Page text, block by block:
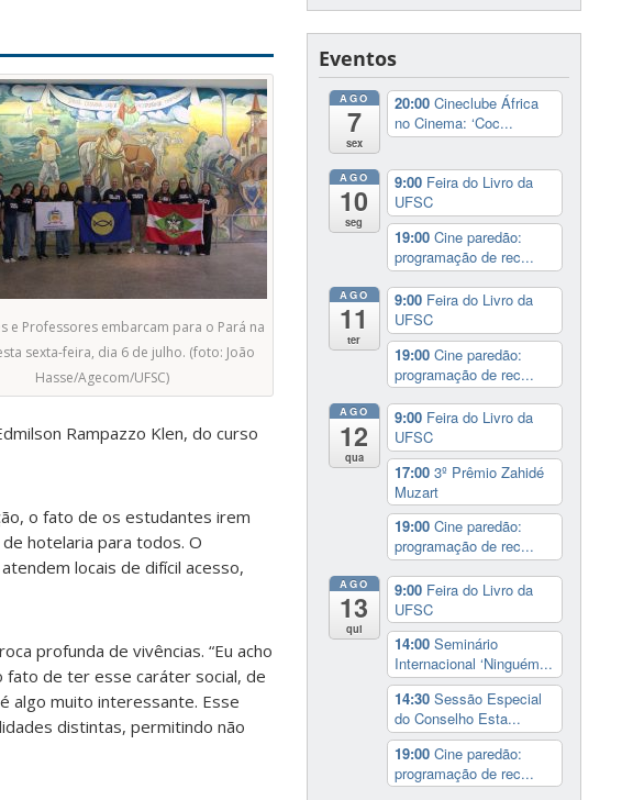
e Professores embarcam para o Pará na
sexta-feira, dia 6 de julho. (foto: João
Hasse/Agecom/UFSC)
Rampazzo Klen, do curso
o fato de os estudantes irem
hotelaria para todos. O
locais de difícil acesso,
profunda de vivências. “Eu acho
fato de ter esse caráter social, de
algo muito interessante. Esse
distintas, permitindo não
Eventos
AGO
7
sex
20:00 Cineclube África
no Cinema: ‘Coc...
AGO
10
seg
9:00 Feira do Livro da
UFSC
19:00 Cine paredão:
programação de rec...
AGO
11
ter
9:00 Feira do Livro da
UFSC
19:00 Cine paredão:
programação de rec...
AGO
12
qua
9:00 Feira do Livro da
UFSC
17:00 3º Prêmio Zahidé
Muzart
19:00 Cine paredão:
programação de rec...
AGO
13
qui
9:00 Feira do Livro da
UFSC
14:00 Seminário
Internacional ‘Ninguém...
14:30 Sessão Especial
do Conselho Esta...
19:00 Cine paredão:
programação de rec...